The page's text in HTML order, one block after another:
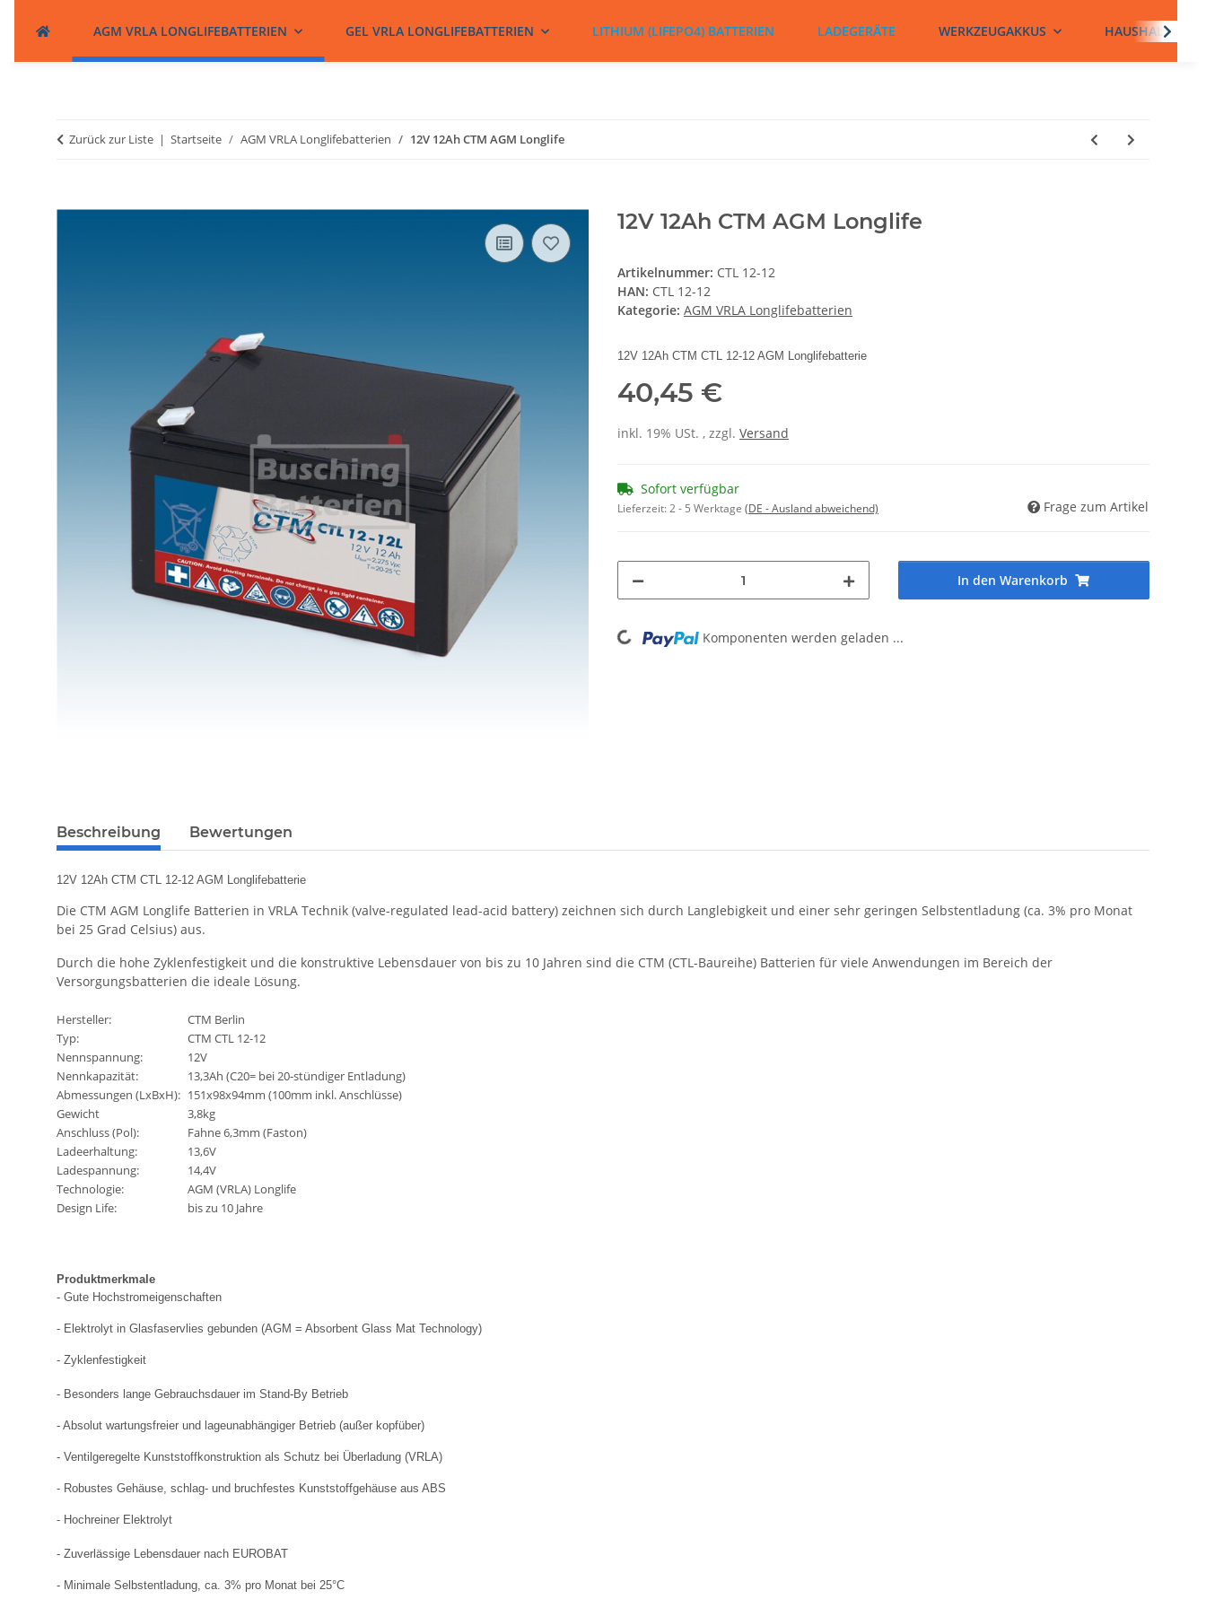
AGM VRLA LONGLIFEBATTERIEN GEL VRLA LONGLIFEBATTERIEN LITHIUM (LIFEPO4) BATTERIEN LADEGERÄTE WERKZEUGAKKUS
Zurück zur Liste Startseite AGM VRLA Longlifebatterien 12V 12Ah CTM AGM Longlife
12V 12Ah CTM AGM Longlife
Artikelnummer: CTL 12-12
HAN: CTL 12-12
Kategorie: AGM VRLA Longlifebatterien
12V 12Ah CTM CTL 12-12 AGM Longlifebatterie
40,45 €
inkl. 19% USt. , zzgl. Versand
Sofort verfügbar
Lieferzeit:2 - 5 Werktage (DE - Ausland abweichend) Frage zum Artikel
In den Warenkorb
Loading... Komponenten werden geladen ...
Beschreibung Bewertungen
12V 12Ah CTM CTL 12-12 AGM Longlifebatterie
Die CTM AGM Longlife Batterien in VRLA Technik (valve-regulated lead-acid battery) zeichnen sich durch Langlebigkeit und einer sehr geringen Selbstentladung (ca. 3% pro Monat
bei 25 Grad Celsius) aus.
Durch die hohe Zyklenfestigkeit und die konstruktive Lebensdauer von bis zu 10 Jahren sind die CTM (CTL-Baureihe) Batterien für viele Anwendungen im Bereich der
Versorgungsbatterien die ideale Lösung.
Hersteller:
CTM Berlin
Typ:
CTM CTL 12-12
Nennspannung:
12V
Nennkapazität:
13,3Ah (C20= bei 20-stündiger Entladung)
Abmessungen (LxBxH): 151x98x94mm (100mm inkl. Anschlüsse)
Gewicht
3,8kg
Anschluss (Pol):
Fahne 6,3mm (Faston)
Ladeerhaltung:
13,6V
Ladespannung:
14,4V
Technologie:
AGM (VRLA) Longlife
Design Life:
bis zu 10 Jahre
Produktmerkmale
- Gute Hochstromeigenschaften
- Elektrolyt in Glasfaservlies gebunden (AGM = Absorbent Glass Mat Technology)
- Zyklenfestigkeit
- Besonders lange Gebrauchsdauer im Stand-By Betrieb
- Absolut wartungsfreier und lageunabhängiger Betrieb (außer kopfüber)
- Ventilgeregelte Kunststoffkonstruktion als Schutz bei Überladung (VRLA)
- Robustes Gehäuse, schlag- und bruchfestes Kunststoffgehäuse aus ABS
- Hochreiner Elektrolyt
- Zuverlässige Lebensdauer nach EUROBAT
- Minimale Selbstentladung, ca. 3% pro Monat bei 25°C